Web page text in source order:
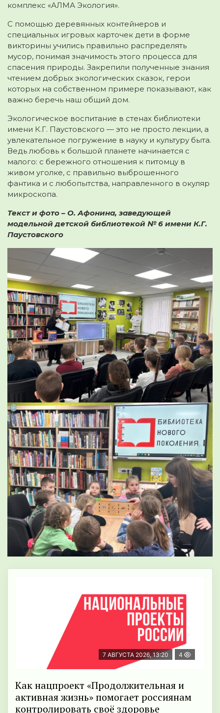
комплекс «АЛМА Экология».
С помощью деревянных контейнеров и
специальных игровых карточек дети в форме
викторины учились правильно распределять
мусор, понимая значимость этого процесса для
спасения природы. Закрепили полученные знания
чтением добрых экологических сказок, герои
которых на собственном примере показывают, как
важно беречь наш общий дом.
Экологическое воспитание в стенах библиотеки
имени К.Г. Паустовского — это не просто лекции, а
увлекательное погружение в науку и культуру быта.
Ведь любовь к большой планете начинается с
малого: с бережного отношения к питомцу в
живом уголке, с правильно выброшенного
фантика и с любопытства, направленного в окуляр
микроскопа.
Текст и фото – О. Афонина, заведующей
модельной детской библиотекой № 6 имени К.Г.
Паустовского
7 АВГУСТА 2026, 13:20 4
Как нацпроект «Продолжительная и
активная жизнь» помогает россиянам
контролировать своё здоровье